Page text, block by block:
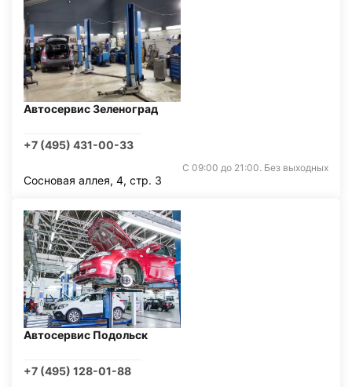
Автосервис Зеленоград
+7 (495) 431-00-33
С 09:00 до 21:00. Без выходных
Сосновая аллея, 4, стр. 3
Автосервис Подольск
+7 (495) 128-01-88